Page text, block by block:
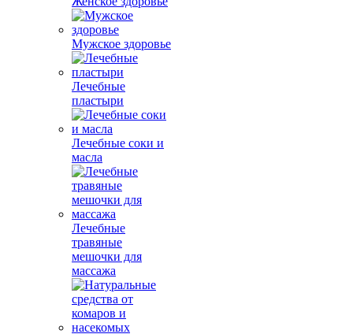
Мужское здоровье
Лечебные
пластыри
Лечебные соки и
масла
Лечебные
травяные
мешочки для
массажа